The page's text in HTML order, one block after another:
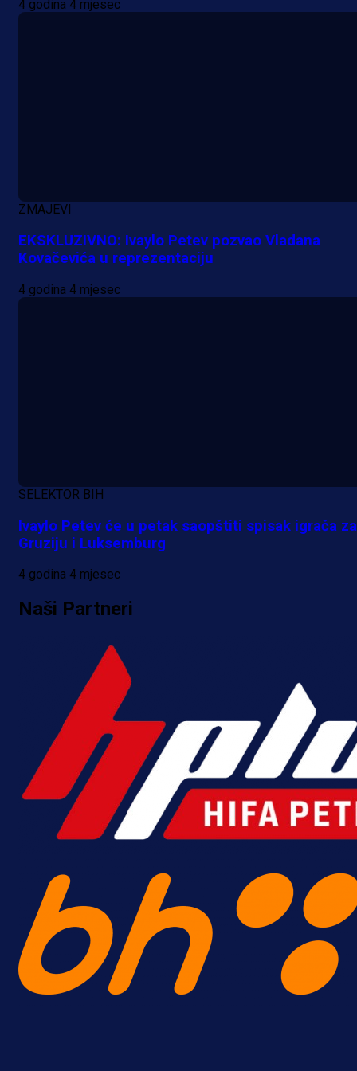
4 godina 4 mjesec
ZMAJEVI
EKSKLUZIVNO: Ivaylo Petev pozvao Vladana
Kovačevića u reprezentaciju
4 godina 4 mjesec
SELEKTOR BIH
Ivaylo Petev će u petak saopštiti spisak igrača za
Gruziju i Luksemburg
4 godina 4 mjesec
Naši Partneri